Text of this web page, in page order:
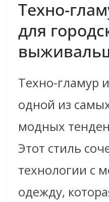
Техно-
для
Техно-гламур
одной из
модных
Этот стиль
технологии с
одежду,